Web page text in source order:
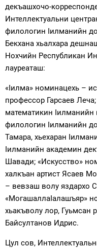
декъашхочо-
Интеллектуальни
филологин Iилманийн
Бекхана хьалхара
Нохчийн Республикан
лауреаташ:
«Iилма» номинацехь –
профессор Гарсаев
математикин
филологин Iилманийн
Тамара, хьехаран
Iилманийн академин
Шавади; «Искусство»
халкъан артист Ясаев
– вевзаш волу яздархо
«МогашаллаIалашъяр»
хьакъволу лор, Гуьмсан
Байсултанов Идрис.
Цул сов,